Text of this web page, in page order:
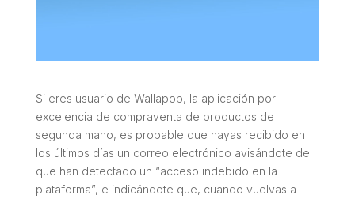
Si eres usuario de Wallapop, la aplicación por
excelencia de compraventa de productos de
segunda mano, es probable que hayas recibido en
los últimos días un correo electrónico avisándote de
que han detectado un “acceso indebido en la
plataforma”, e indicándote que, cuando vuelvas a